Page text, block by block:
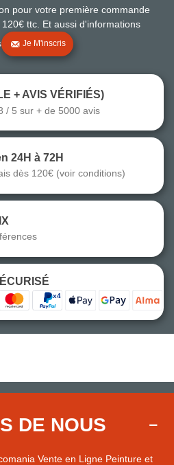
pour votre première commande
ttc. Et aussi d'informations
Je M'inscris
+ AVIS VÉRIFIÉS)
/ 5 sur + de 5000 avis
24H à 72H
dès 120€ (voir conditions)
DE NOUS
Vente en Ligne Peinture et